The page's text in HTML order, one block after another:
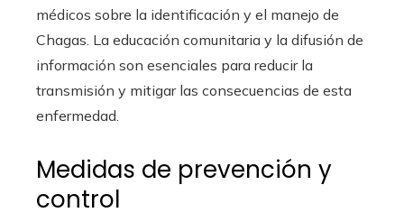
médicos sobre la identificación y el manejo de
Chagas. La educación comunitaria y la difusión de
información son esenciales para reducir la
transmisión y mitigar las consecuencias de esta
enfermedad.
Medidas de prevención y
control